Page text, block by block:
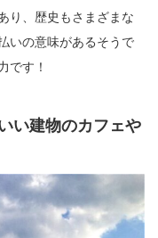
り、歴史もさまざまな
いの意味があるそうで
です！
い建物のカフェや